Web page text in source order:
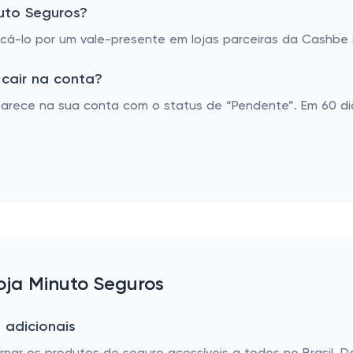
Seguros?
lo por um vale-presente em lojas parceiras da
na conta?
na sua conta com o status de “Pendente”. Em 60
Minuto Seguros
adicionais